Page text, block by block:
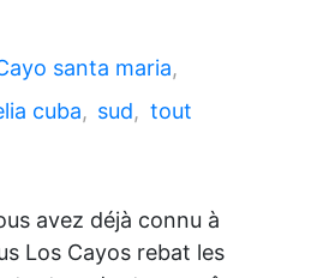
santa maria,
cuba, sud, tout
avez déjà connu à
Los Cayos rebat les